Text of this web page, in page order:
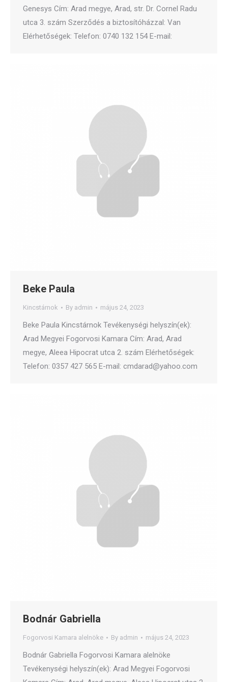
Genesys Cím: Arad megye, Arad, str. Dr. Cornel Radu
utca 3. szám Szerződés a biztosítóházzal: Van
Elérhetőségek: Telefon: 0740 132 154 E-mail:
Beke Paula
Kincstárnok By admin május 24, 2023
Beke Paula Kincstárnok Tevékenységi helyszín(ek):
Arad Megyei Fogorvosi Kamara Cím: Arad, Arad
megye, Aleea Hipocrat utca 2. szám Elérhetőségek:
Telefon: 0357 427 565 E-mail: cmdarad@yahoo.com
Bodnár Gabriella
Fogorvosi Kamara alelnöke By admin május 24, 2023
Bodnár Gabriella Fogorvosi Kamara alelnöke
Tevékenységi helyszín(ek): Arad Megyei Fogorvosi